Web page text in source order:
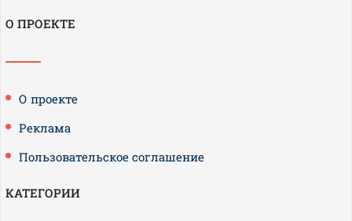
О ПРОЕКТЕ
О проекте
Реклама
Пользовательское соглашение
КАТЕГОРИИ